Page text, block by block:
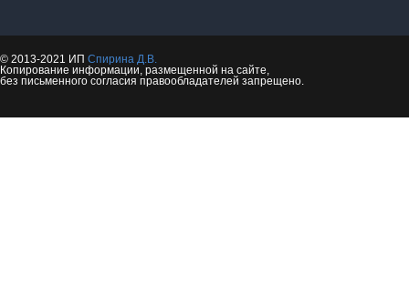
© 2013-2021 ИП Спирина Д.В.
Копирование информации, размещенной на сайте,
без письменного согласия правообладателей запрещено.